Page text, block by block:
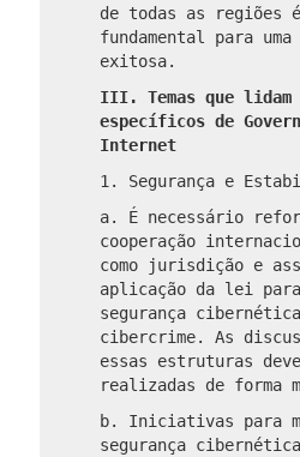
de todas as regiões é
fundamental para
exitosa.
III. Temas que lidam
específicos de
Internet
1. Segurança e
a. É necessário
cooperação
como jurisdição e
aplicação da lei para
segurança
cibercrime. As
essas estruturas
realizadas de forma
b. Iniciativas para
segurança